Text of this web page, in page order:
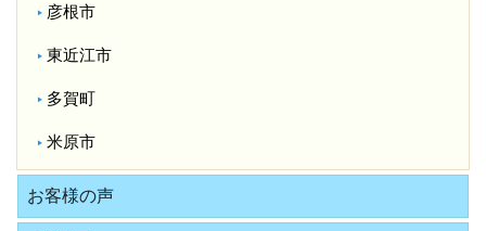
彦根市
東近江市
多賀町
米原市
お客様の声